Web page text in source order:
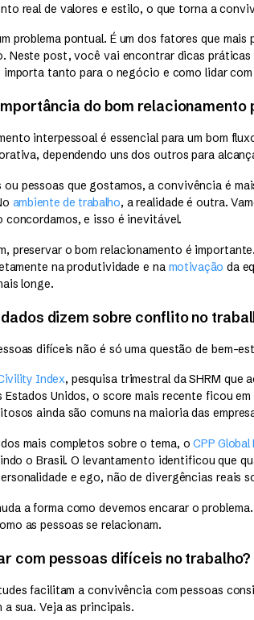
real de valores e estilo, o que torna a
problema pontual. É um dos fatores que mais
Neste post, você vai encontrar dicas
importa tanto para o negócio e como lidar
do bom relacionamento
interpessoal é essencial para um bom
dependendo uns dos outros para
ou pessoas que gostamos, a convivência é
ambiente de trabalho, a realidade é outra.
concordamos, e isso é inevitável.
preservar o bom relacionamento é
na produtividade e na motivação da
longe.
dizem sobre conflito no
difíceis não é só uma questão de bem-
Index, pesquisa trimestral da SHRM que
Estados Unidos, o score mais recente ficou
ainda são comuns na maioria das
mais completos sobre o tema, oCPP
o Brasil. O levantamento identificou que
e ego, não de divergências reais
a forma como devemos encarar o
as pessoas se relacionam.
com pessoas difíceis no trabalho?
facilitam a convivência com pessoas
sua. Veja as principais.